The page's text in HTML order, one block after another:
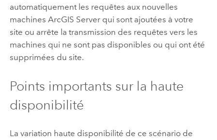
automatiquement les requêtes aux nouvelles
machines ArcGIS Serverqui sont ajoutées à votre
site ou arrête la transmission des requêtes vers les
machines qui ne sont pas disponibles ou qui ont été
supprimées du site.
Points importants sur la haute
disponibilité
La variation haute disponibilité de ce scénario de